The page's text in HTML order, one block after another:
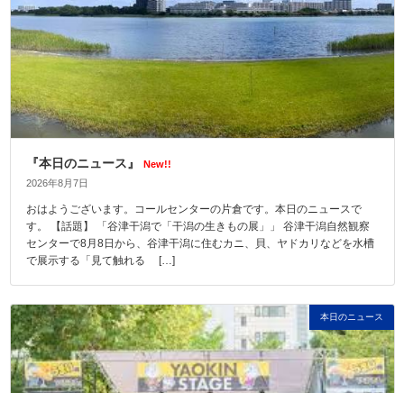
『本日のニュース』
New!!
2026年8月7日
おはようございます。コールセンターの片倉です。本日のニュースで
す。 【話題】 「谷津干潟で「干潟の生きもの展」」 谷津干潟自然観察
センターで8月8日から、谷津干潟に住むカニ、貝、ヤドカリなどを水槽
で展示する「見て触れる […]
本日のニュース